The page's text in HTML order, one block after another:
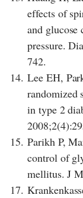
effects of
and glucose
pressure.
742.
14. Lee EH,
randomized
in type 2
15. Parikh P,
control of
mellitus. J
17.